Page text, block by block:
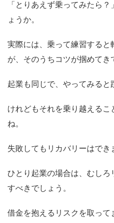
「とりあえず乗ってみたら
ょうか。
実際には、乗って練習すると
が、そのうちコツが掴めてき
起業も同じで、やってみると
けれどもそれを乗り越える
ね。
失敗してもリカバリーはでき
ひとり起業の場合は、むし
すべきでしょう。
借金を抱えるリスクを取って